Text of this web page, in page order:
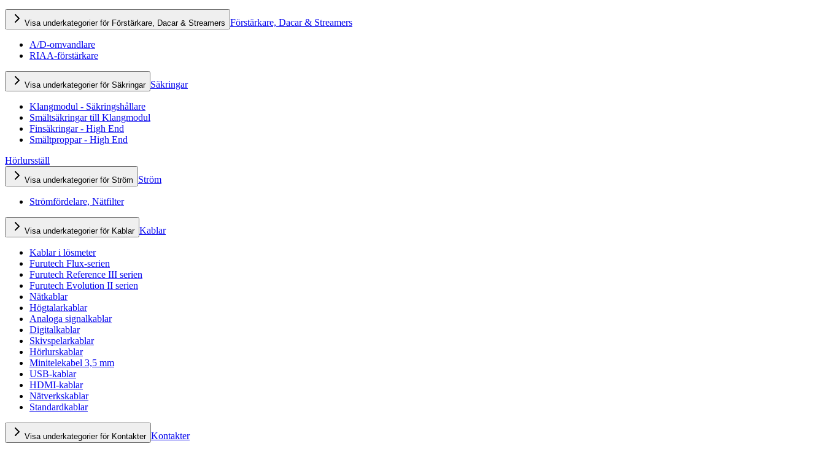
Visa underkategorier för Förstärkare, Dacar & Streamers Förstärkare, Dacar & Streamers
A/D-omvandlare
RIAA-förstärkare
Visa underkategorier för Säkringar Säkringar
Klangmodul - Säkringshållare
Smältsäkringar till Klangmodul
Finsäkringar - High End
Smältproppar - High End
Hörlursställ
Visa underkategorier för Ström Ström
Strömfördelare, Nätfilter
Visa underkategorier för Kablar Kablar
Kablar i lösmeter
Furutech Flux-serien
Furutech Reference III serien
Furutech Evolution II serien
Nätkablar
Högtalarkablar
Analoga signalkablar
Digitalkablar
Skivspelarkablar
Hörlurskablar
Minitelekabel 3,5 mm
USB-kablar
HDMI-kablar
Nätverkskablar
Standardkablar
Visa underkategorier för Kontakter Kontakter